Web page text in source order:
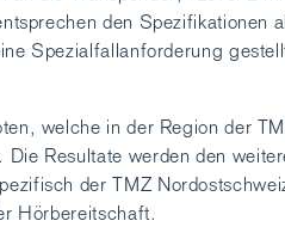
den Spezifikationen
Spezialfallanforderung
welche in der Region der
Resultate werden den
der TMZ
Hörbereitschaft.